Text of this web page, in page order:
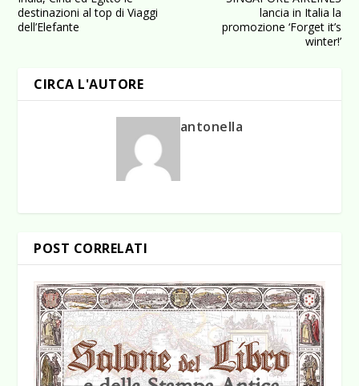
destinazioni al top di Viaggi
dell’Elefante
lancia in Italia la
promozione ‘Forget it’s
winter!’
CIRCA L'AUTORE
antonella
POST CORRELATI